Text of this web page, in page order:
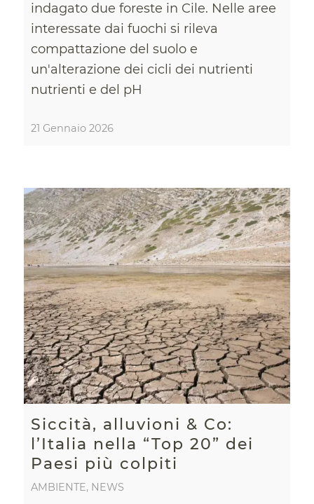
indagato due foreste in Cile. Nelle aree
interessate dai fuochi si rileva
compattazione del suolo e
un'alterazione dei cicli dei nutrienti
nutrienti e del pH
21 Gennaio 2026
Siccità, alluvioni & Co:
l’Italia nella “Top 20” dei
Paesi più colpiti
AMBIENTE, NEWS